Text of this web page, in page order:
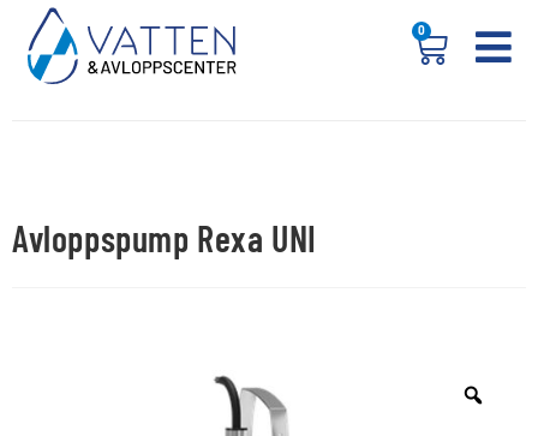
0
Avloppspump Rexa UNI